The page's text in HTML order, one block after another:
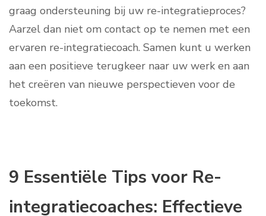
graag ondersteuning bij uw re-integratieproces?
Aarzel dan niet om contact op te nemen met een
ervaren re-integratiecoach. Samen kunt u werken
aan een positieve terugkeer naar uw werk en aan
het creëren van nieuwe perspectieven voor de
toekomst.
9 Essentiële Tips voor Re-
integratiecoaches: Effectieve